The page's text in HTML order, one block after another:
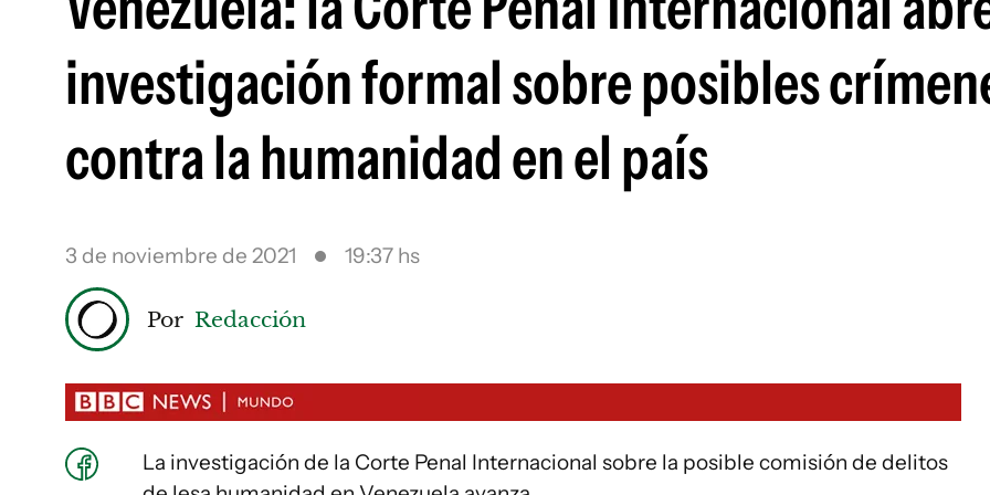
investigación formal sobre posibles
contra la humanidad en el país
3 de noviembre de 2021 19:37 hs
Por Redacción
La investigación de la Corte Penal Internacional sobre la posible comisión de delitos